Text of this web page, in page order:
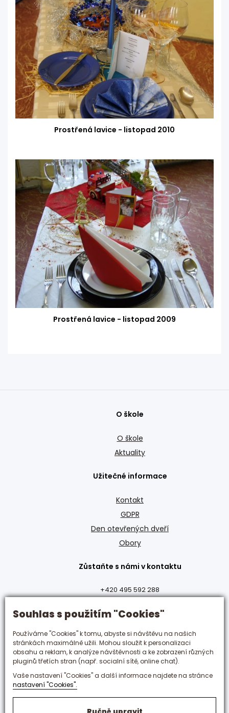
Souhlas s použitím "Cookies"
Používáme "Cookies" k tomu, abyste si návštěvu na našich
stránkách maximálně užili. Mohou sloužit k personalizaci
obsahu a reklam, k analýze návštěvnosti a ke zobrazení různých
pluginů třetích stran (např. socialní sítě, online chat).
Vaše nastavení "Cookies" a další informace najdete na stránce
nastavení "Cookies".
Prostřená lavice - listopad 2010
Prostřená lavice - listopad 2009
O škole
O škole
Aktuality
Užitečné informace
Kontakt
GDPR
Den otevřených dveří
Obory
Zůstaňte s námi v kontaktu
+420 495 592 288
Československé armády 274/55,
500 03 Hradec Králové